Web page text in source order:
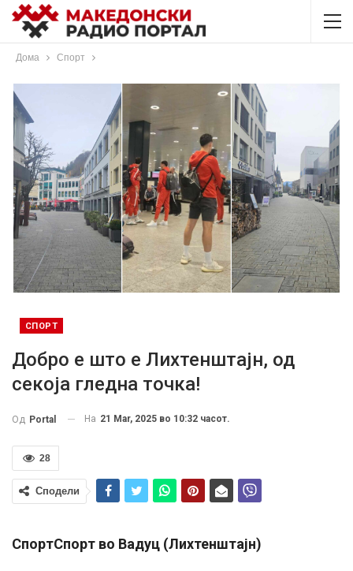
Дома Спорт
СПОРТ
Добро е што е Лихтенштајн, од
секоја гледна точка!
Од Portal На 21 Mar, 2025 во 10:32 часот.
28
Сподели
СпортСпорт во Вадуц (Лихтенштајн)